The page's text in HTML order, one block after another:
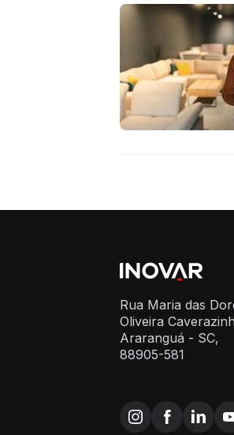
Rua Maria das
Oliveira
Araranguá - SC,
88905-581